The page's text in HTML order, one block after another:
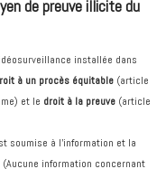
de preuve illicite du
installée dans
à un procès équitable (article
et le droit à la preuve (article
soumise à l’information et la
(Aucune information concernant